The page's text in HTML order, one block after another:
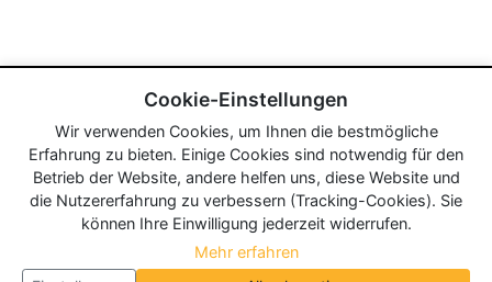
Cookie-Einstellungen
Wir verwenden Cookies, um Ihnen die bestmögliche
Erfahrung zu bieten. Einige Cookies sind notwendig für den
Betrieb der Website, andere helfen uns, diese Website und
die Nutzererfahrung zu verbessern (Tracking-Cookies). Sie
können Ihre Einwilligung jederzeit widerrufen.
Mehr erfahren